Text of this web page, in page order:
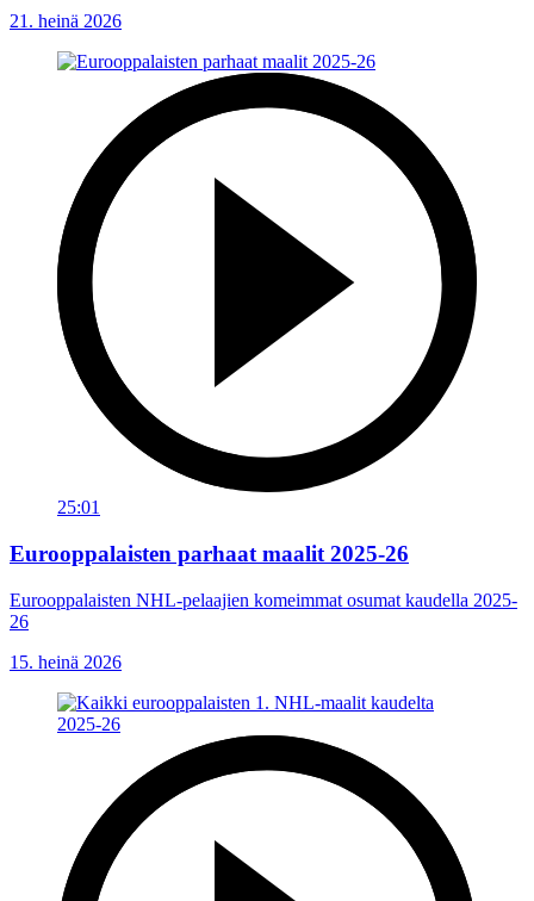
21. heinä 2026
25:01
Eurooppalaisten parhaat maalit 2025-26
Eurooppalaisten NHL-pelaajien komeimmat osumat kaudella 2025-
26
15. heinä 2026